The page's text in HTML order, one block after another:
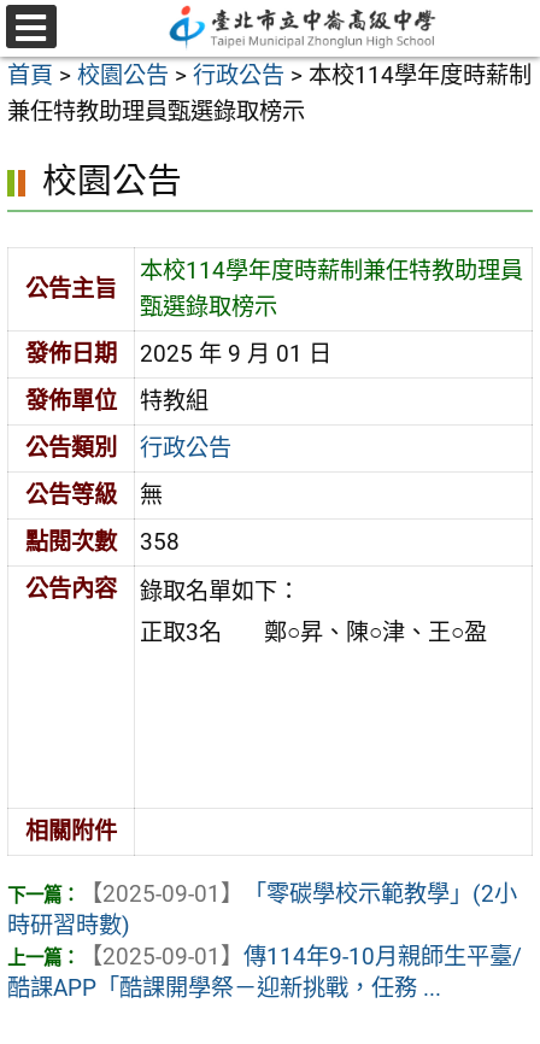
跳
至
主
要
容
選
單
首頁 > 校園公告 > 行政公告 > 本校114學年度時薪制
兼任特教助理員甄選錄取榜示
校園公告
公告主旨
本校114學年度時薪制兼任特教助理員
甄選錄取榜示
發佈日期
2025 年 9 月 01 日
發佈單位
特教組
公告類別
行政公告
公告等級
無
點閱次數
358
公告內容
錄取名單如下：
正取3名 鄭○昇、陳○津、王○盈
相關附件
【2025-09-01】
「零碳學校示範教學」(2小
時研習時數)
【2025-09-01】 傳114年9-10月親師生平臺/
酷課APP「酷課開學祭－迎新挑戰，任務 ...